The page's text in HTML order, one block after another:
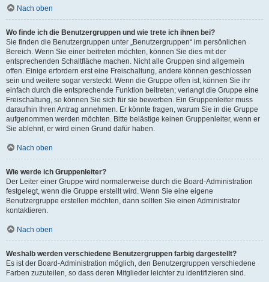
Nach oben
Wo finde ich die Benutzergruppen und wie trete ich ihnen bei?
Sie finden die Benutzergruppen unter „Benutzergruppen“ im persönlichen
Bereich. Wenn Sie einer beitreten möchten, können Sie dies mit der
entsprechenden Schaltfläche machen. Nicht alle Gruppen sind allgemein
offen. Einige erfordern erst eine Freischaltung, andere können geschlossen
sein und weitere sogar versteckt. Wenn die Gruppe offen ist, können Sie ihr
einfach durch die entsprechende Funktion beitreten; verlangt die Gruppe eine
Freischaltung, so können Sie sich für sie bewerben. Ein Gruppenleiter muss
daraufhin Ihren Antrag annehmen. Er könnte fragen, warum Sie in die Gruppe
aufgenommen werden möchten. Bitte belästige keinen Gruppenleiter, wenn er
Sie ablehnt, er wird einen Grund dafür haben.
Nach oben
Wie werde ich Gruppenleiter?
Der Leiter einer Gruppe wird normalerweise durch die Board-Administration
festgelegt, wenn die Gruppe erstellt wird. Wenn Sie eine eigene
Benutzergruppe erstellen möchten, dann sollten Sie einen Administrator
kontaktieren.
Nach oben
Weshalb werden verschiedene Benutzergruppen farbig dargestellt?
Es ist der Board-Administration möglich, den Benutzergruppen verschiedene
Farben zuzuteilen, so dass deren Mitglieder leichter zu identifizieren sind.